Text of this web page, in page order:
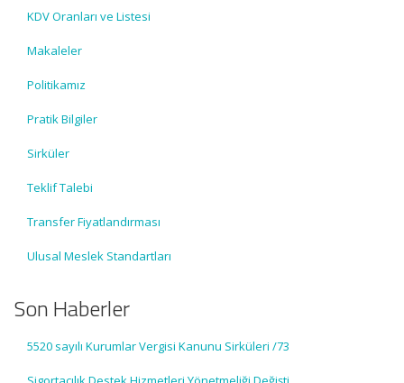
KDV Oranları ve Listesi
Makaleler
Politikamız
Pratik Bilgiler
Sirküler
Teklif Talebi
Transfer Fiyatlandırması
Ulusal Meslek Standartları
Son Haberler
5520 sayılı Kurumlar Vergisi Kanunu Sirküleri /73